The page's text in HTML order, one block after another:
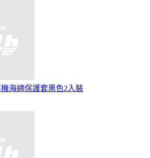
海綿保護套黑色2入裝